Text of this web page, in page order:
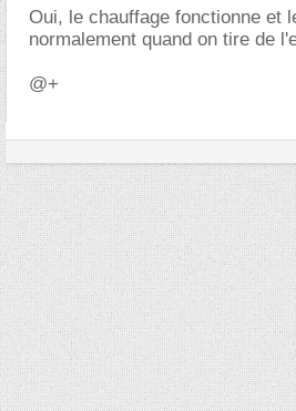
Oui, le chauffage fonctionne et
normalement quand on tire de
@+